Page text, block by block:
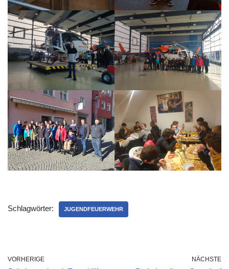
Schlagwörter: JUGENDFEUERWEHR
VORHERIGE NÄCHSTE